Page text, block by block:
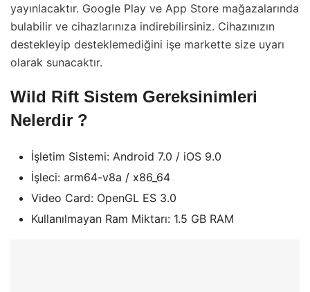
yayınlacaktır. Google Play ve App Store mağazalarında
bulabilir ve cihazlarınıza indirebilirsiniz. Cihazınızın
destekleyip desteklemediğini işe markette size uyarı
olarak sunacaktır.
Wild Rift Sistem Gereksinimleri
Nelerdir ?
İşletim Sistemi: Android 7.0 / iOS 9.0
İşleci: arm64-v8a / x86_64
Video Card: OpenGL ES 3.0
Kullanılmayan Ram Miktarı: 1.5 GB RAM